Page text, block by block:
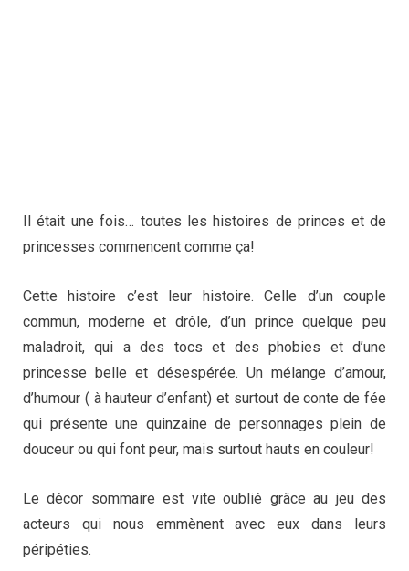
Il était une fois… toutes les histoires de princes et de
princesses commencent comme ça!
Cette histoire c’est leur histoire. Celle d’un couple
commun, moderne et drôle, d’un prince quelque peu
maladroit, qui a des tocs et des phobies et d’une
princesse belle et désespérée. Un mélange d’amour,
d’humour ( à hauteur d’enfant) et surtout de conte de fée
qui présente une quinzaine de personnages plein de
douceur ou qui font peur, mais surtout hauts en couleur!
Le décor sommaire est vite oublié grâce au jeu des
acteurs qui nous emmènent avec eux dans leurs
péripéties.